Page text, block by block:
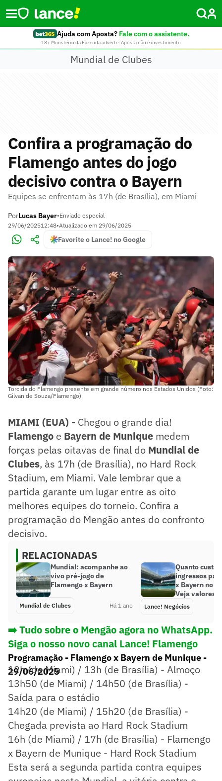
Ajuda com Aposta? Fale com o assistente.
18+ Ministério da Fazenda adverte: Aposta não é investimento
Mundial de Clubes
Confira a programação do
Flamengo antes do jogo
decisivo contra o Bayern
Equipes se enfrentam às 17h (de Brasília), em Miami
PorLucas Bayer•Enviado especial
29/06/202512:48•Atualizado em 29/06/2025
Favorite o Lance! no Google
Torcida do Flamengo presente em grande número nos Estados Unidos (Foto:
Gilvan de Souza/Flamengo)
MIAMI (EUA) - Chegou o grande dia!
Flamengo e Bayern de Munique medem
forças pelas oitavas de final do Mundial de
Clubes, às 17h (de Brasília), no Hard Rock
Stadium, em Miami. Vale lembrar que a
partida garante um lugar entre as oito
melhores equipes do torneio. Confira a
programação do Mengão antes do confronto
decisivo.
RELACIONADAS
Mundial: acompanhe ao
vivo pré-jogo de
Flamengo x Bayern
Mundial de Clubes Há 1 ano
Quanto
ingressos
x Bayern no
Veja valores
Lance! Negócios
➡️ Tudo sobre o Mengão agora no WhatsApp.
Siga o nosso novo canal Lance! Flamengo
Programação - Flamengo x Bayern de Munique -
29/06/2025
12h (de Miami) / 13h (de Brasília) - Almoço
13h50 (de Miami) / 14h50 (de Brasília) -
Saída para o estádio
14h20 (de Miami) / 15h20 (de Brasília) -
Chegada prevista ao Hard Rock Stadium
16h (de Miami) / 17h (de Brasília) - Flamengo
x Bayern de Munique - Hard Rock Stadium
Esta será a segunda partida contra equipes